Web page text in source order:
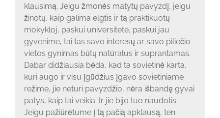
klausimą. Jeigu žmonės matytų pavyzdį, jeigu
žinotų, kaip galima elgtis ir tą praktikuotų
mokykloj, paskui universitete, paskui jau
gyvenime, tai tas savo interesų ar savo piliečio
vietos gynimas būtų natūralus ir suprantamas.
Dabar didžiausia bėda, kad ta sovietinė karta,
kuri augo ir visu įgūdžius įgavo sovietiniame
režime, jie neturi pavyzdžio, nėra išbandę gyvai
patys, kaip tai veikia. Ir jie bijo tuo naudotis.
Jeigu pažiūrėtume į tą pačią apklausą, ten